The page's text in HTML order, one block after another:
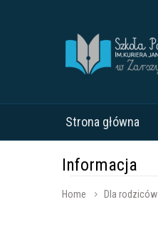
Strona główna
Informacja
Home Dla rodziców